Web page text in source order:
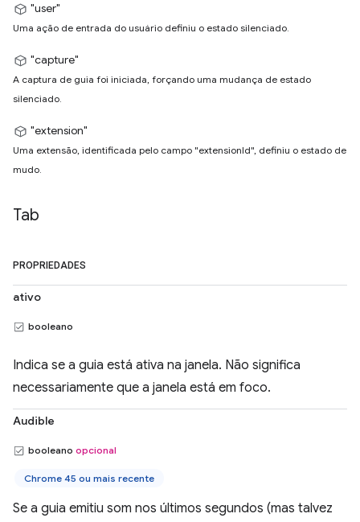
"user"
Uma ação de entrada do usuário definiu o estado silenciado.
"capture"
A captura de guia foi iniciada, forçando uma mudança de estado
silenciado.
"extension"
Uma extensão, identificada pelo campo "extensionId", definiu o estado de
mudo.
Tab
PROPRIEDADES
ativo
booleano
Indica se a guia está ativa na janela. Não significa
necessariamente que a janela está em foco.
Audible
booleano opcional
Chrome 45 ou mais recente
Se a guia emitiu som nos últimos segundos (mas talvez